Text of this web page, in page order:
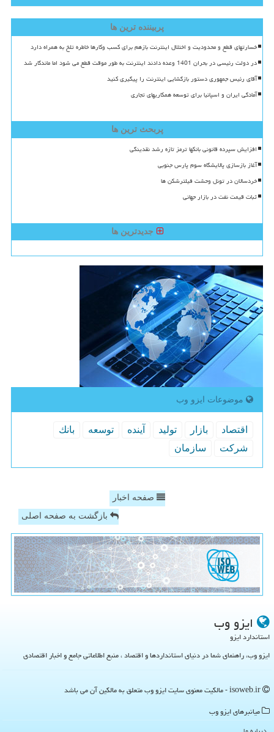
پربیننده ترین ها
خسارتهای قطع و محدودیت و اختلال اینترنت بازهم برای کسب وکارها خاطره تلخ به همراه دارد
در دولت رئیسی در بحران 1401 وعده دادند اینترنت به طور موقت قطع می شود اما ماندگار شد
آقای رئیس جمهوری دستور بازگشایی اینترنت را پیگیری کنید
آمادگی ایران و اسپانیا برای توسعه همکاریهای تجاری
پربحث ترین ها
افزایش سپرده قانونی بانکها ترمز تازه رشد نقدینگی
آغاز بازسازی پالایشگاه سوم پارس جنوبی
خردسالان در تونل وحشت فیلترشکن ها
ثبات قیمت نفت در بازار جهانی
جدیدترین ها
موضوعات ایزو وب
اقتصاد بازار تولید آینده توسعه
بانك
شركت
سازمان
صفحه اخبار
بازگشت به صفحه اصلی
ایزو وب
استاندارد ایزو
ایزو وب، راهنمای شما در دنیای استانداردها و اقتصاد ، منبع اطلاعاتی جامع و اخبار اقتصادی
میانبرهای ایزو وب